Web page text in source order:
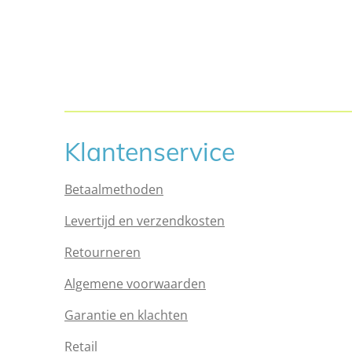
Klantenservice
Betaalmethoden
Levertijd en verzendkosten
Retourneren
Algemene voorwaarden
Garantie en klachten
Retail